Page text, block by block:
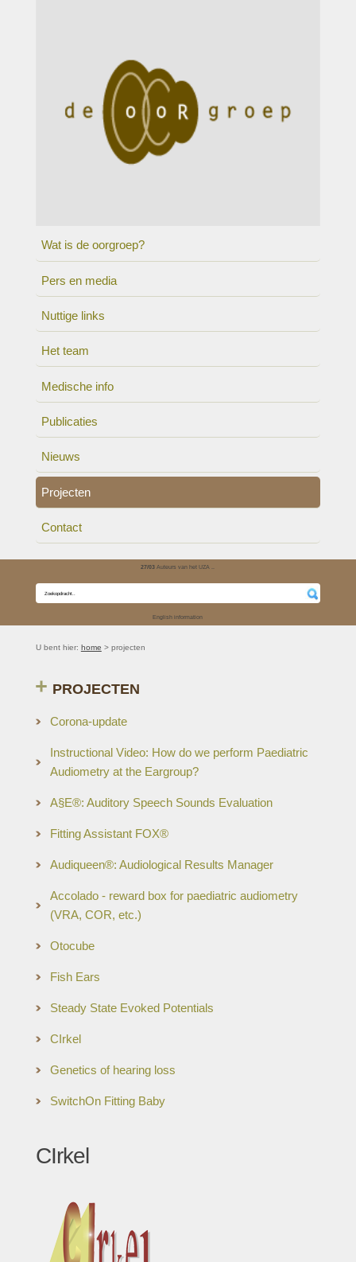
Wat is de oorgroep?
Pers en media
Nuttige links
Het team
Medische info
Publicaties
Nieuws
Projecten
Contact
27/03 Auteurs van het UZA ..
English information
U bent hier: home > projecten
PROJECTEN
Corona-update
Instructional Video: How do we perform Paediatric
Audiometry at the Eargroup?
A§E®: Auditory Speech Sounds Evaluation
Fitting Assistant FOX®
Audiqueen®: Audiological Results Manager
Accolado - reward box for paediatric audiometry
(VRA, COR, etc.)
Otocube
Fish Ears
Steady State Evoked Potentials
CIrkel
Genetics of hearing loss
SwitchOn Fitting Baby
CIrkel